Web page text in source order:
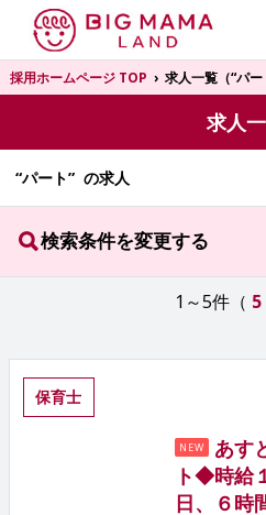
採用ホームページ TOP › 求人一覧（“パー
求人
“パート” の求人
検索条件を変更する
1～5件（ 5
保育士
NEW
あす
ト◆時給
日、６